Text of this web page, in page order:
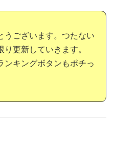
うございます。つたない
更新していきます。
ンキングボタンもポチっ